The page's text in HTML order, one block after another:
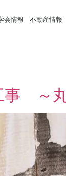
会情報 不動産情報
事 ～